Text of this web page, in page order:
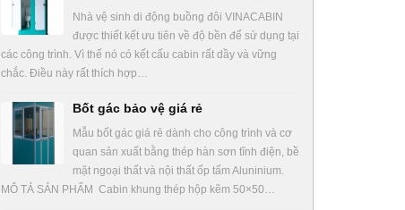
Nhà vệ sinh di động buồng đôi VINACABIN
được thiết kết ưu tiên về độ bền để sử dụng tại
các công trình. Vì thế nó có kết cấu cabin rất dầy và vững
chắc. Điều này rất thích hợp…
Bốt gác bảo vệ giá rẻ
Mẫu bốt gác giá rẻ dành cho công trình và cơ
quan sản xuất bằng thép hàn sơn tĩnh điện, bề
mặt ngoại thất và nội thất ốp tấm Aluninium.
MÔ TẢ SẢN PHẨM Cabin khung thép hộp kẽm 50×50…